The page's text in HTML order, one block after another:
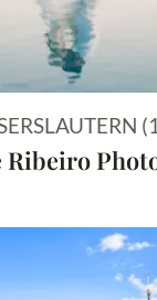
Ribeiro